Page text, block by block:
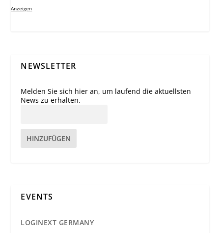
Anzeigen
NEWSLETTER
Melden Sie sich hier an, um laufend die aktuellsten
News zu erhalten.
HINZUFÜGEN
EVENTS
LOGINEXT GERMANY